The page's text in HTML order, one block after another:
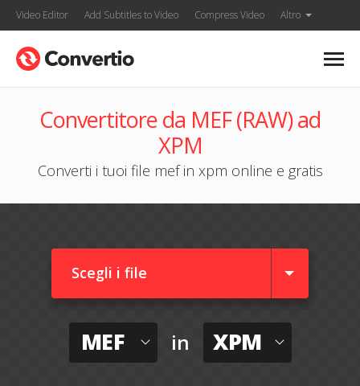
Video Editor Add Subtitles to Video Compress Video Altro
Convertitore da MEF (RAW) ad
XPM
Converti i tuoi file mef in xpm online e gratis
Scegli i file
MEF in XPM